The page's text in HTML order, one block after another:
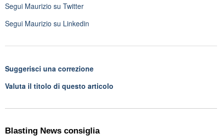
Segui Maurizio su Twitter
Segui Maurizio su Linkedin
Suggerisci una correzione
Valuta il titolo di questo articolo
Blasting News consiglia